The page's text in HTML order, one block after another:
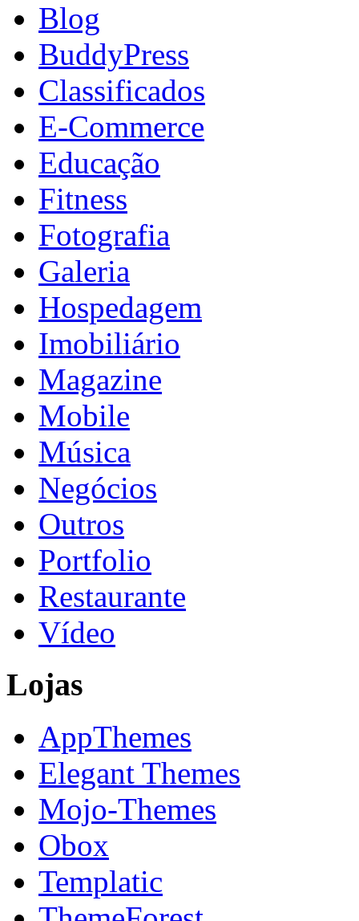
Blog
BuddyPress
Classificados
E-Commerce
Educação
Fitness
Fotografia
Galeria
Hospedagem
Imobiliário
Magazine
Mobile
Música
Negócios
Outros
Portfolio
Restaurante
Vídeo
Lojas
AppThemes
Elegant Themes
Mojo-Themes
Obox
Templatic